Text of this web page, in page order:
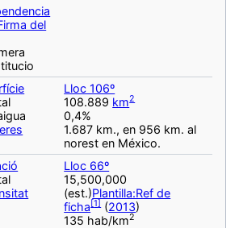
del
Lloc 106º
108.889 km2
0,4%
1.687 km., en 956 km. al
norest en México.
Lloc 66º
15,500,000
(est.)Plantilla:Ref de
ficha[1](2013)
135 hab/km2